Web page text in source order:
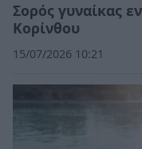
Σορός γυναίκας
Κορίνθου
15/07/2026 10:21